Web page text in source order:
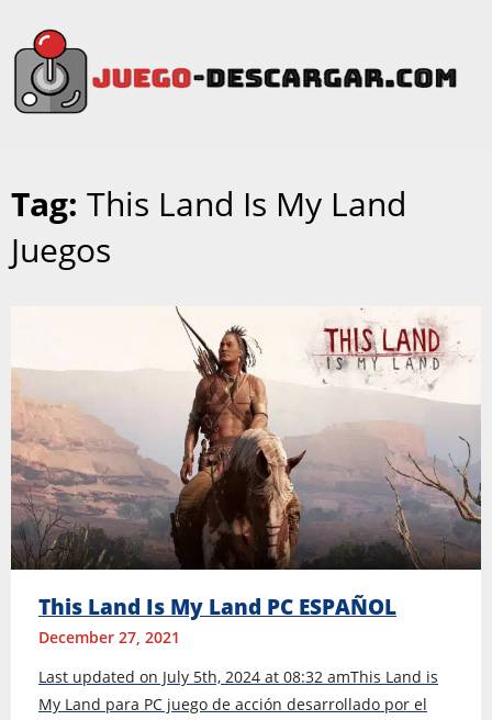
Tag: This Land Is My Land
Juegos
This Land Is My Land PC ESPAÑOL
December 27, 2021
Last updated on July 5th, 2024 at 08:32 amThis Land is
My Land para PC juego de acción desarrollado por el